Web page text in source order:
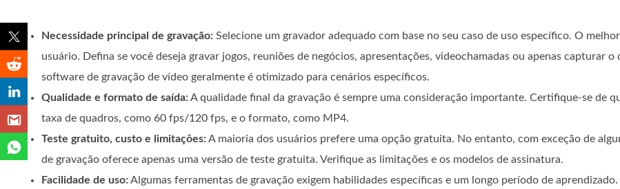
Necessidade principal de gravação: Selecione um gravador adequado com base no seu caso de uso específico. O
usuário. Defina se você deseja gravar jogos, reuniões de negócios, apresentações, videochamadas ou apenas capturar
software de gravação de vídeo geralmente é otimizado para cenários específicos.
Qualidade e formato de saída:A qualidade final da gravação é sempre uma consideração importante. Certifique-se de
taxa de quadros, como 60 fps/120 fps, e o formato, como MP4.
Teste gratuito, custo e limitações:A maioria dos usuários prefere uma opção gratuita. No entanto, com exceção de
de gravação oferece apenas uma versão de teste gratuita. Verifique as limitações e os modelos de assinatura.
Facilidade de uso:Algumas ferramentas de gravação exigem habilidades específicas e um longo período de